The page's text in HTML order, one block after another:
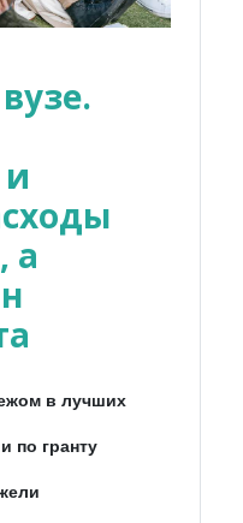
а
в лучших
по гранту